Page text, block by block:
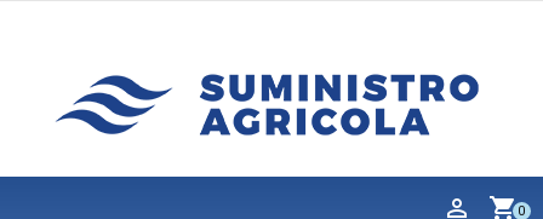
shopping_cart0